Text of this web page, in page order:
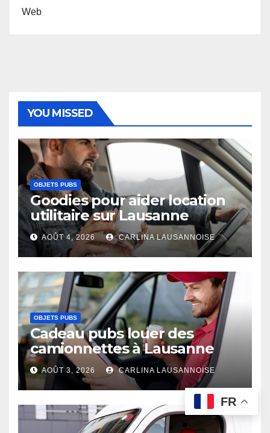
Web
YOU MISSED
OBJETS PUBS
Goodies pour aider location
utilitaire sur Lausanne
AOÛT 4, 2026 CARLINA LAUSANNOISE
OBJETS PUBS
Cadeau pubs louer des
camionnettes à Lausanne
AOÛT 3, 2026 CARLINA LAUSANNOISE
FR